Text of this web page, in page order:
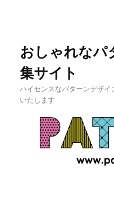
おしゃれなパ
集サイト
ハイセンスなパターンデザ
いたします